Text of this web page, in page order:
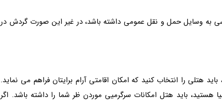
به وسایل حمل و نقل عمومی داشته باشد، در غیر این صورت گردش در
هتلی را انتخاب کنید که امکان اقامتی آرام برایتان فراهم می نماید.
هستید، باید هتل امکانات سرگرمیی موردن ظر شما را داشته باشد. اگر